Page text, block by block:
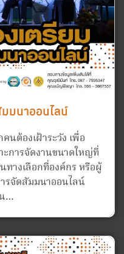
มนาออนไลน์
นต้องเฝ้าระวัง เพื่อ
การจัดงานขนาดใหญ่ที่
ทางเลือกที่องค์กร หรือผู้
รจัดสัมมนาออนไลน์
…